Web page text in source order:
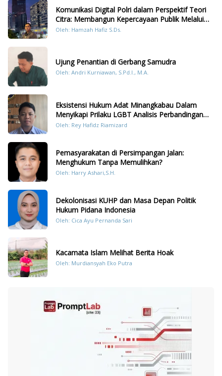
Komunikasi Digital Polri dalam Perspektif Teori
Citra: Membangun Kepercayaan Publik Melalui
Konten Humanis Kesiapsiagaan Bencana di
Oleh: Hamzah Hafiz S.Ds.
Ujung Penantian di Gerbang Samudra
Oleh: Andri Kurniawan, S.Pd.I., M.A.
Eksistensi Hukum Adat Minangkabau Dalam
Menyikapi Prilaku LGBT Analisis Perbandingan
Dengan Hukum Pidana
Oleh: Rey Hafidz Riamizard
Pemasyarakatan di Persimpangan Jalan:
Menghukum Tanpa Memulihkan?
Oleh: Harry Ashari,S.H.
Dekolonisasi KUHP dan Masa Depan Politik
Hukum Pidana Indonesia
Oleh: Cica Ayu Pernanda Sari
Kacamata Islam Melihat Berita Hoak
Oleh: Murdiansyah Eko Putra